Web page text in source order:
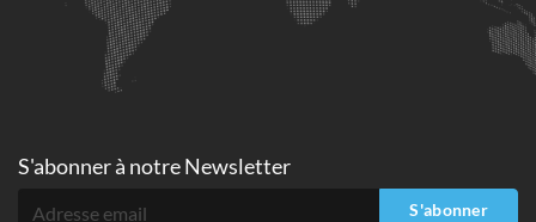
S'abonner à notre Newsletter
S'abonner